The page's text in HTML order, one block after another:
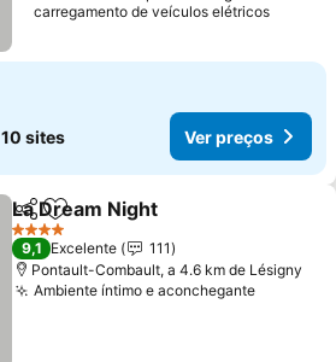
carregamento de veículos elétricos
10 sites Ver preços
PartilharAdicionar aos favoritos
La Dream Night
4 Estrelas
9,1 Excelente
111
Pontault-Combault, a 4.6 km de Lésigny
Ambiente íntimo e aconcheganteVer